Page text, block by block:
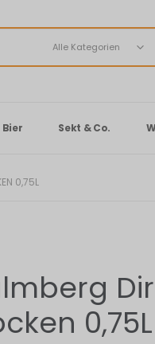
Bier Sekt & Co.
0,75L
0,75L